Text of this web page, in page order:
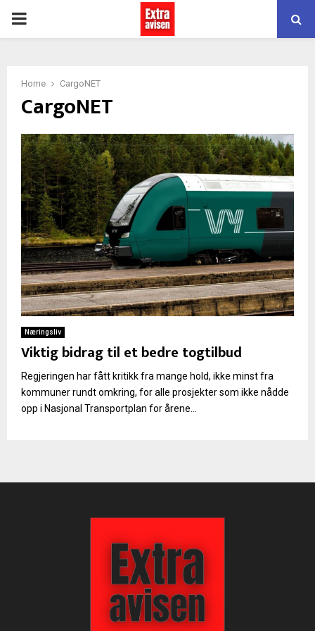
PRIMARY
Home CargoNET
CargoNET
Næringsliv
Viktig bidrag til et bedre togtilbud
Regjeringen har fått kritikk fra mange hold, ikke minst fra
kommuner rundt omkring, for alle prosjekter som ikke nådde
opp i Nasjonal Transportplan for årene...